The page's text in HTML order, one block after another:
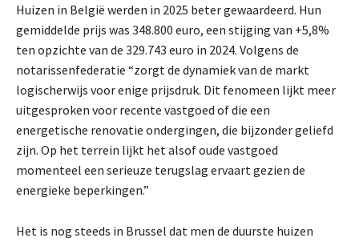
Huizen in België werden in 2025 beter gewaardeerd. Hun
gemiddelde prijs was 348.800 euro, een stijging van +5,8%
ten opzichte van de 329.743 euro in 2024. Volgens de
notarissenfederatie “zorgt de dynamiek van de markt
logischerwijs voor enige prijsdruk. Dit fenomeen lijkt meer
uitgesproken voor recente vastgoed of die een
energetische renovatie ondergingen, die bijzonder geliefd
zijn. Op het terrein lijkt het alsof oude vastgoed
momenteel een serieuze terugslag ervaart gezien de
energieke beperkingen.”
Het is nog steeds in Brussel dat men de duurste huizen